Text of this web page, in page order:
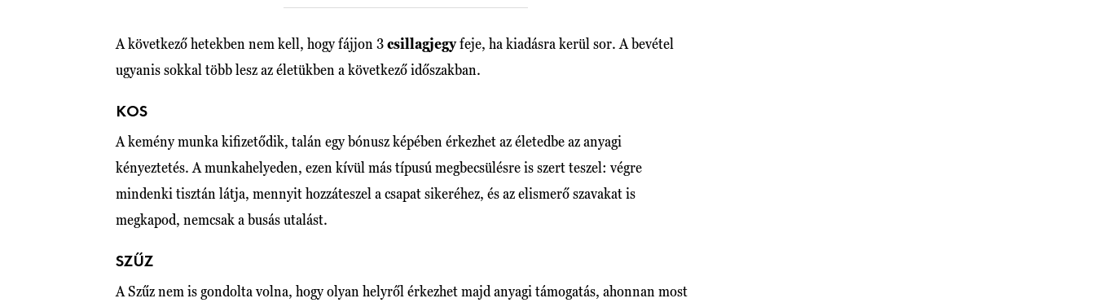
A következő hetekben nem kell, hogy fájjon 3csillagjegyfeje, ha kiadásra kerül sor. A bevétel
ugyanis sokkal több lesz az életükben a következő időszakban.
KOS
A kemény munka kifizetődik, talán egy bónusz képében érkezhet az életedbe az anyagi
kényeztetés. A munkahelyeden, ezen kívül más típusú megbecsülésre is szert teszel: végre
mindenki tisztán látja, mennyit hozzáteszel a csapat sikeréhez, és az elismerő szavakat is
megkapod, nemcsak a busás utalást.
SZŰZ
A Szűz nem is gondolta volna, hogy olyan helyről érkezhet majd anyagi támogatás, ahonnan most